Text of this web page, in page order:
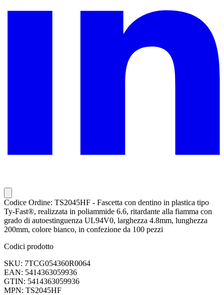
Codice Ordine: TS2045HF - Fascetta con dentino in plastica tipo
Ty-Fast®, realizzata in poliammide 6.6, ritardante alla fiamma con
grado di autoestinguenza UL94V0, larghezza 4.8mm, lunghezza
200mm, colore bianco, in confezione da 100 pezzi
Codici prodotto
SKU: 7TCG054360R0064
EAN: 5414363059936
GTIN: 5414363059936
MPN: TS2045HF